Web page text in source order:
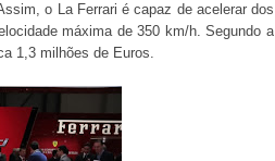
o La Ferrari é capaz de acelerar dos
máxima de 350 km/h. Segundo a
1,3 milhões de Euros.